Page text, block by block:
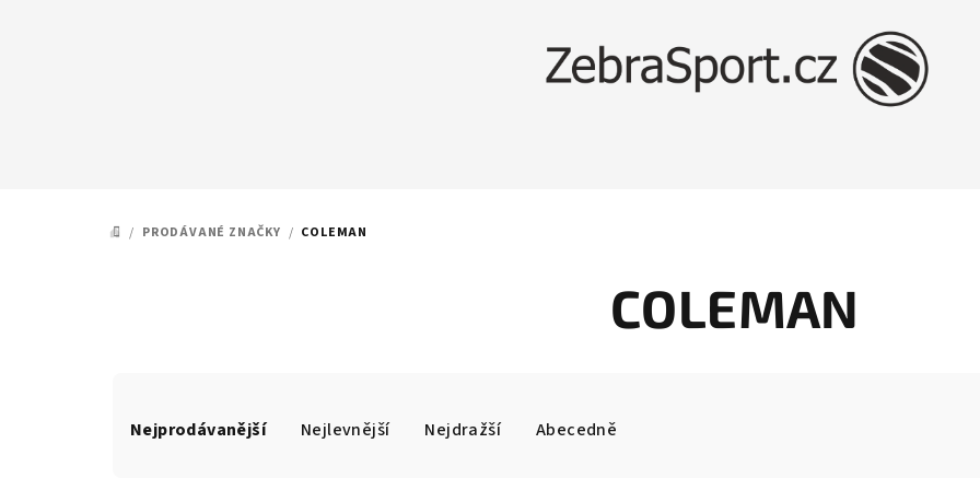
DOMŮ
/ PRODÁVANÉ ZNAČKY / COLEMAN
COLEMAN
aNejprodávanější Nejlevnější Nejdražší Abecedně